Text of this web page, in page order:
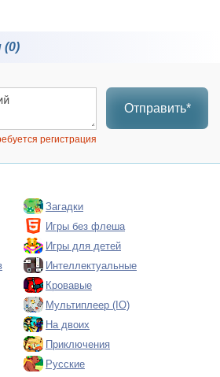
Отправить*
регистрация
Загадки
Игры без флеша
Игры для детей
Интеллектуальные
Кровавые
Мультиплеер (IO)
На двоих
Приключения
Русские